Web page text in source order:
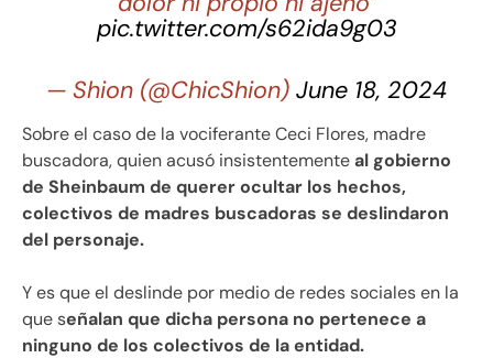
pic.twitter.com/s62ida9g03
— Shion (@ChicShion) June 18, 2024
Sobre el caso de la vociferante Ceci Flores, madre
buscadora, quien acusó insistentementeal gobierno
de Sheinbaum de querer ocultar los hechos,
colectivos de madres buscadoras se deslindaron
del personaje.
Y es que el deslinde por medio de redes sociales en la
que señalan que dicha persona no pertenece a
ninguno de los colectivos de la entidad.